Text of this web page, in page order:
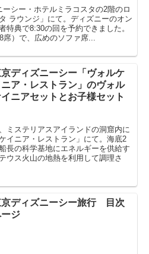
シー・ホテルミラコスタの2階のロ
ラウンジ」にて。ディズニーのオン
特典で8:30の回を予約できました。
席）で、広めのソファ席...
ディズニーシー「ヴォルケ
ニア・レストラン」のヴォル
ニアセットとお子様セット
ミステリアスアイランドの洞窟内に
イニア・レストラン」にて。海底2
長の科学基地にエネルギーを供給す
ウス火山の地熱を利用して調理さ
ディズニーシー旅行 目次
ジ